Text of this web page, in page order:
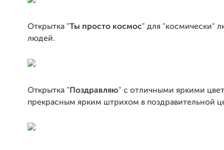
Открытка "Ты просто космос" для "космически"
людей.
Открытка " Поздравляю" с отличными яркими
прекрасным ярким штрихом в поздравительной